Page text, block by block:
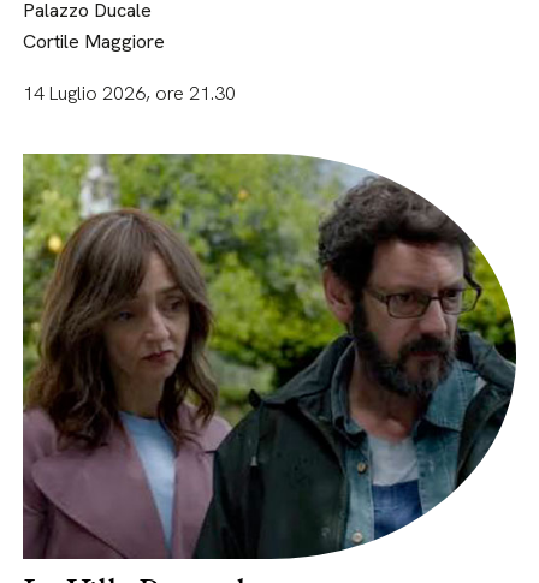
Palazzo Ducale
Cortile Maggiore
14 Luglio 2026, ore 21.30